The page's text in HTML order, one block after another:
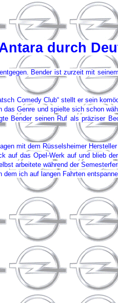
durch
Bender ist zurzeit mit
Comedy Club“ stellt er sein
Genre und spielte sich schon
Bender seinen Ruf als präziser
mit dem Rüsselsheimer
das Opel-Werk auf und blieb
arbeitete während der
ich auf langen Fahrten